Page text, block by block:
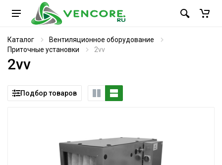
Каталог
Вентиляционное оборудование
Приточные установки
2vv
2vv
Подбор товаров